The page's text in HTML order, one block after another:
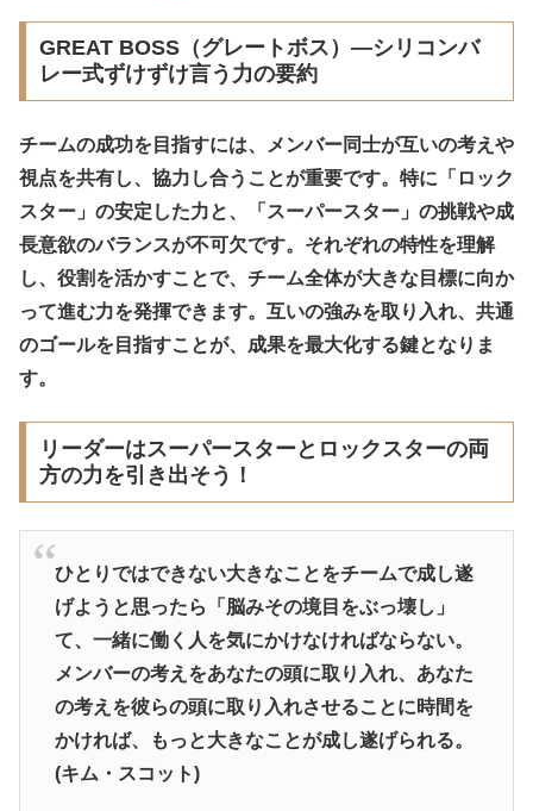
GREAT BOSS（グレートボス）―シリコンバ
レー式ずけずけ言う力の要約
チームの成功を目指すには、メンバー同士が互いの考えや
視点を共有し、協力し合うことが重要です。特に「ロック
スター」の安定した力と、「スーパースター」の挑戦や成
長意欲のバランスが不可欠です。それぞれの特性を理解
し、役割を活かすことで、チーム全体が大きな目標に向か
って進む力を発揮できます。互いの強みを取り入れ、共通
のゴールを目指すことが、成果を最大化する鍵となりま
す。
リーダーはスーパースターとロックスターの両
方の力を引き出そう！
ひとりではできない大きなことをチームで成し遂
げようと思ったら「脳みその境目をぶっ壊し」
て、一緒に働く人を気にかけなければならない。
メンバーの考えをあなたの頭に取り入れ、あなた
の考えを彼らの頭に取り入れさせることに時間を
かければ、もっと大きなことが成し遂げられる。
(キム・スコット)